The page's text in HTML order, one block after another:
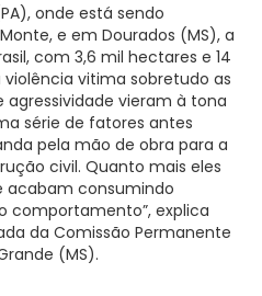
onde está sendo
e em Dourados (MS), a
com 3,6 mil hectares e 14
vitima sobretudo as
agressividade vieram à tona
série de fatores antes
pela mão de obra para a
civil. Quanto mais eles
acabam consumindo
comportamento”, explica
da Comissão Permanente
(MS).